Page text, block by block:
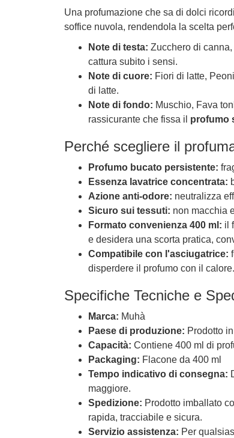
Una profumazione che sa di dolci
soffice nuvola, rendendola la scelta
Note di testa: Zucchero di
cattura subito i sensi.
Note di cuore: Fiori di latte,
di latte.
Note di fondo: Muschio, Fava
rassicurante che fissa il profumo
Perché scegliere il
Profumo bucato persistente:
Essenza lavatrice concentrata:
Azione anti-odore: neutralizza
Sicuro sui tessuti: non macchia
Formato convenienza 400 ml: il
e desidera una scorta pratica,
Compatibile con l'asciugatrice:
disperdere il profumo con il calore.
Specifiche Tecniche e
Marca: Muhà
Paese di produzione: Prodotto
Capacità: Contiene 400 ml di
Packaging: Flacone da 400 ml
Tempo indicativo di consegna:
maggiore.
Spedizione: Prodotto imballato
rapida, tracciabile e sicura.
Servizio assistenza: Per